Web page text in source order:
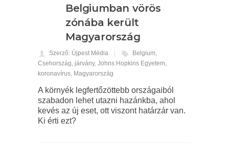
Belgiumban vörös
zónába került
Magyarország
Szerző: Újpest Média Belgium,
Csehország, járvány, Johns Hopkins Egyetem,
koronavírus, Magyarország
A környék legfertőzöttebb országaiból
szabadon lehet utazni hazánkba, ahol
kevés az új eset, ott viszont határzár van.
Ki érti ezt?